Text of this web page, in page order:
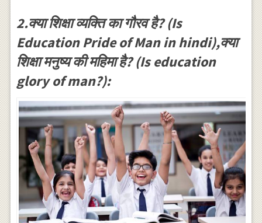
2.क्या शिक्षा व्यक्ति का गौरव है? (Is
Education Pride of Man in hindi),क्या
शिक्षा मनुष्य की महिमा है? (Is education
glory of man?):